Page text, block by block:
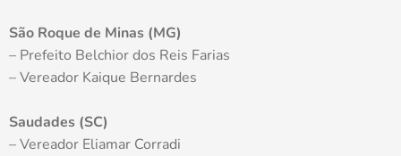
São Roque de Minas (MG)
– Prefeito Belchior dos Reis Farias
– Vereador Kaique Bernardes
Saudades (SC)
– Vereador Eliamar Corradi